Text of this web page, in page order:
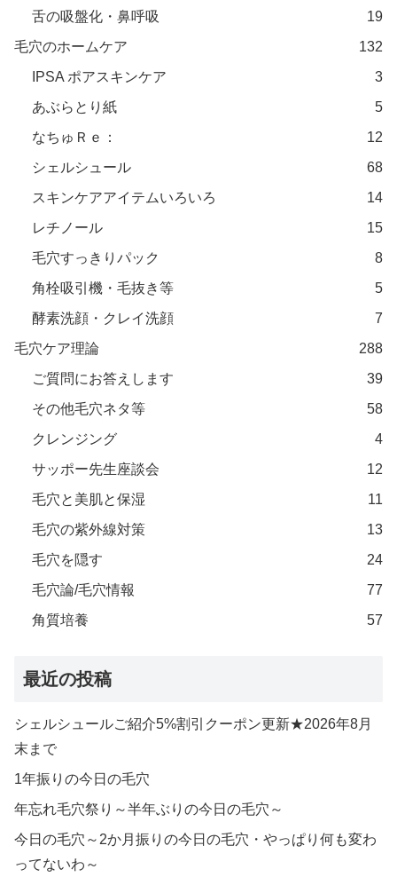
舌の吸盤化・鼻呼吸
19
毛穴のホームケア
132
IPSA ポアスキンケア
3
あぶらとり紙
5
なちゅＲｅ：
12
シェルシュール
68
スキンケアアイテムいろいろ
14
レチノール
15
毛穴すっきりパック
8
角栓吸引機・毛抜き等
5
酵素洗顔・クレイ洗顔
7
毛穴ケア理論
288
ご質問にお答えします
39
その他毛穴ネタ等
58
クレンジング
4
サッポー先生座談会
12
毛穴と美肌と保湿
11
毛穴の紫外線対策
13
毛穴を隠す
24
毛穴論/毛穴情報
77
角質培養
57
最近の投稿
シェルシュールご紹介5%割引クーポン更新★2026年8月
末まで
1年振りの今日の毛穴
年忘れ毛穴祭り～半年ぶりの今日の毛穴～
今日の毛穴～2か月振りの今日の毛穴・やっぱり何も変わ
ってないわ～